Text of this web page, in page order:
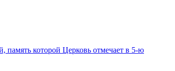
которой Церковь отмечает в 5-ю